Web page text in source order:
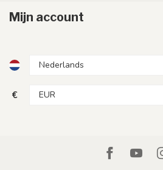
Mijn account
€